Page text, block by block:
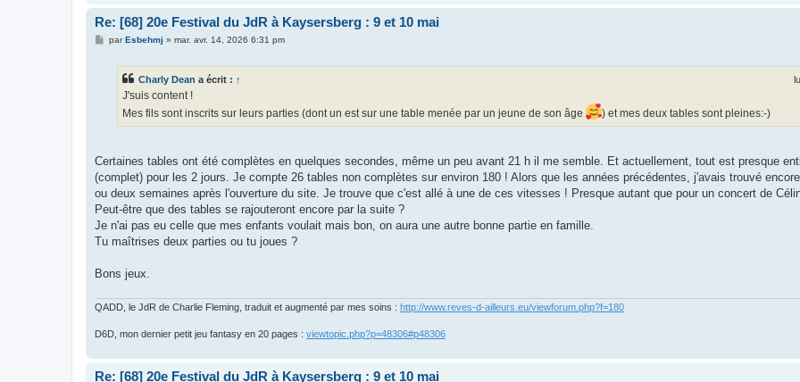
Re: [68] 20e Festival du JdR à Kaysersberg : 9 et 10 mai
MparEsbehmj » mar. avr. 14, 2026 6:31 pm
Charly Dean a écrit : ↑
J'suis content !
Mes fils sont inscrits sur leurs parties (dont un est sur une table menée par un jeune de son âge
) et mes deux tables sont pleines:-)
Certaines tables ont été complètes en quelques secondes, même un peu avant 21 h il me semble. Et actuellement, tout est presque
(complet) pour les 2 jours. Je compte 26 tables non complètes sur environ 180 ! Alors que les années précédentes, j'avais trouvé
ou deux semaines après l'ouverture du site. Je trouve que c'est allé à une de ces vitesses ! Presque autant que pour un concert de
Peut-être que des tables se rajouteront encore par la suite ?
Je n'ai pas eu celle que mes enfants voulait mais bon, on aura une autre bonne partie en famille.
Tu maîtrises deux parties ou tu joues ?
Bons jeux.
QADD, le JdR de Charlie Fleming, traduit et augmenté par mes soins : http://www.reves-d-ailleurs.eu/viewforum.php?f=180
D6D, mon dernier petit jeu fantasy en 20 pages : viewtopic.php?p=48306#p48306
Re: [68] 20e Festival du JdR à Kaysersberg : 9 et 10 mai